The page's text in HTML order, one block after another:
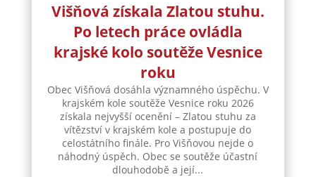
Višňová získala Zlatou stuhu.
Po letech práce ovládla
krajské kolo soutěže Vesnice
roku
Obec Višňová dosáhla významného úspěchu. V
krajském kole soutěže Vesnice roku 2026
získala nejvyšší ocenění – Zlatou stuhu za
vítězství v krajském kole a postupuje do
celostátního finále. Pro Višňovou nejde o
náhodný úspěch. Obec se soutěže účastní
dlouhodobě a její...